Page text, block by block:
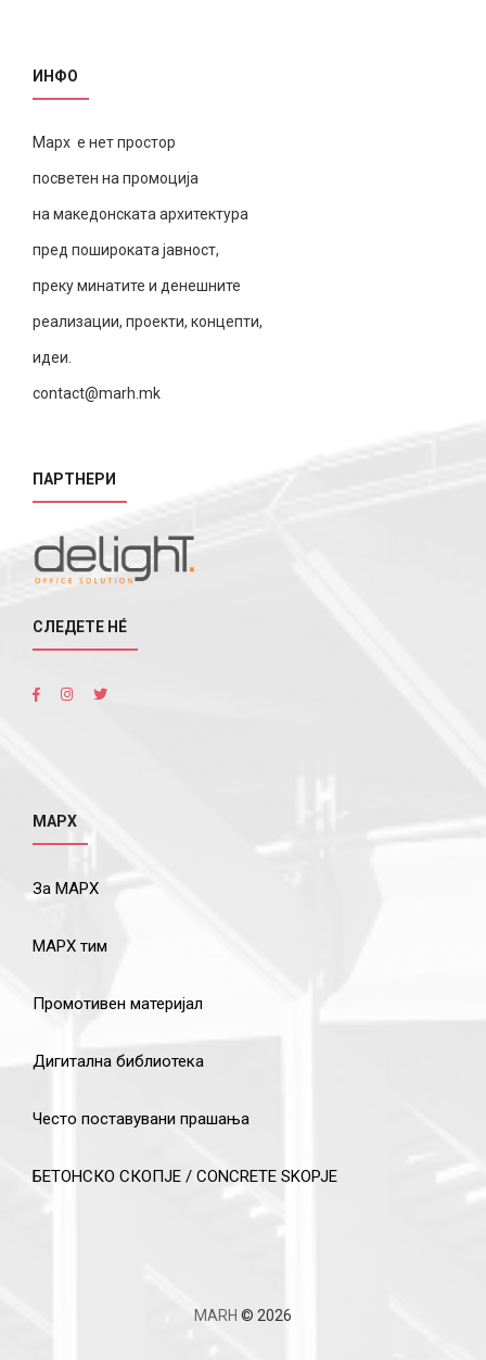
ИНФО
Марх е нет простор
посветен на промоција
на македонската архитектура
пред пошироката јавност,
преку минатите и денешните
реализации, проекти, концепти,
идеи.
contact@marh.mk
ПАРТНЕРИ
СЛЕДЕТЕ НÉ
МАРХ
За МАРХ
МАРХ тим
Промотивен материјал
Дигитална библиотека
Често поставувани прашања
БЕТОНСКО СКОПЈЕ / CONCRETE SKOPJE
MARH © 2026